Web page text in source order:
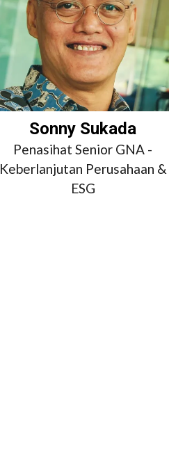
Sonny Sukada
Penasihat Senior GNA -
Keberlanjutan Perusahaan &
ESG